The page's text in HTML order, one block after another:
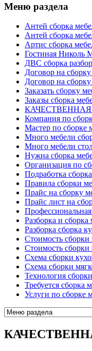
Меню раздела
Антей сборка
Антей сборка
Артис сборка
Гостиная Николь
ДВС сборка
Договор на
Договор на
Заказать сборку
Заказы сборка
Компания по
Мастер по сборке
Много мебели
Много мебели
Нужна сборка
Организация по
Подработка
Правила сборки
Прайс на сборку
Прайс лист на
Разборка и сборка
Разборка сборка
Стоимость
Стоимость сборки
Схема сборки
Схема сборки
Технология
Требуется сборка
Услуги по сборке